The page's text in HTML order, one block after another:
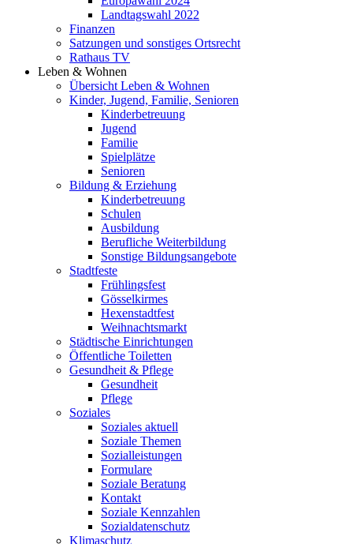
Landtagswahl 2022
Finanzen
Satzungen und sonstiges Ortsrecht
Rathaus TV
Leben & Wohnen
Übersicht Leben & Wohnen
Kinder, Jugend, Familie, Senioren
Kinderbetreuung
Jugend
Familie
Spielplätze
Senioren
Bildung & Erziehung
Kinderbetreuung
Schulen
Ausbildung
Berufliche Weiterbildung
Sonstige Bildungsangebote
Stadtfeste
Frühlingsfest
Gösselkirmes
Hexenstadtfest
Weihnachtsmarkt
Städtische Einrichtungen
Öffentliche Toiletten
Gesundheit & Pflege
Gesundheit
Pflege
Soziales
Soziales aktuell
Soziale Themen
Sozialleistungen
Formulare
Soziale Beratung
Kontakt
Soziale Kennzahlen
Sozialdatenschutz
Klimaschutz